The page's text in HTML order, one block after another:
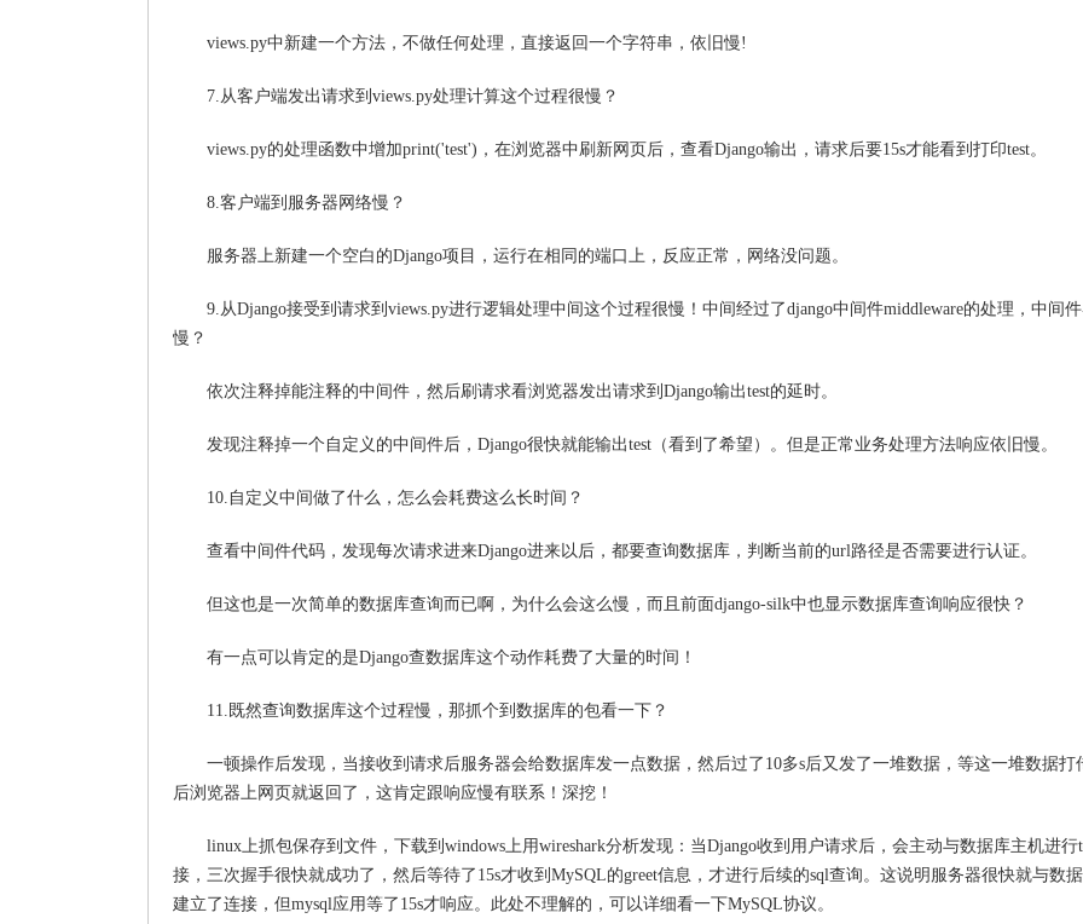
views.py中新建一个方法，不做任何处理，直接返回一个字符串，依旧慢!
7.从客户端发出请求到views.py处理计算这个过程很慢？
views.py的处理函数中增加print('test')，在浏览器中刷新网页后，查看Django输出，请求后要15s才能看到打印test。
8.客户端到服务器网络慢？
服务器上新建一个空白的Django项目，运行在相同的端口上，反应正常，网络没问题。
9.从Django接受到请求到views.py进行逻辑处理中间这个过程很慢！中间经过了django中间件middleware的处理，中间
慢？
依次注释掉能注释的中间件，然后刷请求看浏览器发出请求到Django输出test的延时。
发现注释掉一个自定义的中间件后，Django很快就能输出test（看到了希望）。但是正常业务处理方法响应依旧慢。
10.自定义中间做了什么，怎么会耗费这么长时间？
查看中间件代码，发现每次请求进来Django进来以后，都要查询数据库，判断当前的url路径是否需要进行认证。
但这也是一次简单的数据库查询而已啊，为什么会这么慢，而且前面django-silk中也显示数据库查询响应很快？
有一点可以肯定的是Django查数据库这个动作耗费了大量的时间！
11.既然查询数据库这个过程慢，那抓个到数据库的包看一下？
一顿操作后发现，当接收到请求后服务器会给数据库发一点数据，然后过了10多s后又发了一堆数据，等这一堆数据打
后浏览器上网页就返回了，这肯定跟响应慢有联系！深挖！
linux上抓包保存到文件，下载到windows上用wireshark分析发现：当Django收到用户请求后，会主动与数据库主机进行
接，三次握手很快就成功了，然后等待了15s才收到MySQL的greet信息，才进行后续的sql查询。这说明服务器很快就与数
建立了连接，但mysql应用等了15s才响应。此处不理解的，可以详细看一下MySQL协议。